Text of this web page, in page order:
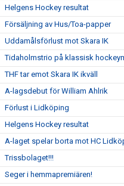
Helgens Hockey resultat
Försäljning av Hus/Toa-papper
Uddamålsförlust mot Skara IK
Tidaholmstrio på klassisk
THF tar emot Skara IK ikväll
A-lagsdebut för William Ahlrik
Förlust i Lidköping
Helgens Hockey resultat
A-laget spelar borta mot HC
Trissbolaget!!!
Seger i hemmapremiären!